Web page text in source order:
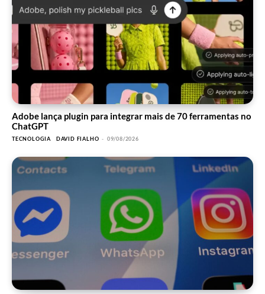
Adobe lança plugin para integrar mais de 70 ferramentas no
ChatGPT
TECNOLOGIA DAVID FIALHO - 09/08/2026